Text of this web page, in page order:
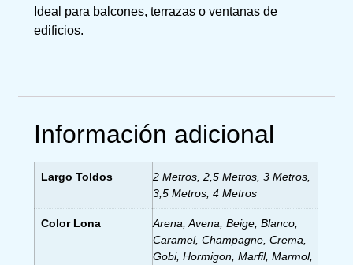
Ideal para balcones, terrazas o ventanas de
edificios.
Información adicional
Largo Toldos
2 Metros, 2,5 Metros, 3 Metros,
3,5 Metros, 4 Metros
Color Lona
Arena, Avena, Beige, Blanco,
Caramel, Champagne, Crema,
Gobi, Hormigon, Marfil, Marmol,